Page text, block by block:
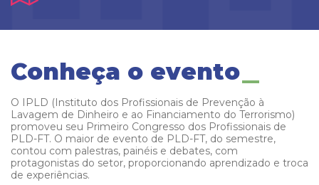
Conheça o evento
O IPLD (Instituto dos Profissionais de Prevenção à
Lavagem de Dinheiro e ao Financiamento do Terrorismo)
promoveu seu Primeiro Congresso dos Profissionais de
PLD-FT. O maior de evento de PLD-FT, do semestre,
contou com palestras, painéis e debates, com
protagonistas do setor, proporcionando aprendizado e troca
de experiências.